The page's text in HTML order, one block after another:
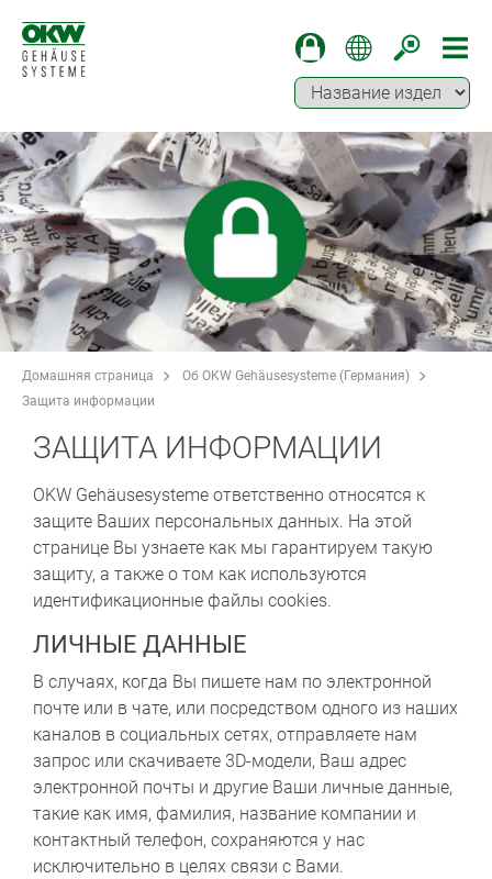
Домашняя страница
Об OKW Gehäusesysteme (Германия)
Защита информации
ЗАЩИТА ИНФОРМАЦИИ
OKW Gehäusesysteme ответственно относятся к
защите Ваших персональных данных. На этой
странице Вы узнаете как мы гарантируем такую
защиту, а также о том как используются
идентификационные файлы cookies.
ЛИЧНЫЕ ДАННЫЕ
В случаях, когда Вы пишете нам по электронной
почте или в чате, или посредством одного из наших
каналов в социальных сетях, отправляете нам
запрос или скачиваете 3D-модели, Ваш адрес
электронной почты и другие Ваши личные данные,
такие как имя, фамилия, название компании и
контактный телефон, сохраняются у нас
исключительно в целях связи с Вами.